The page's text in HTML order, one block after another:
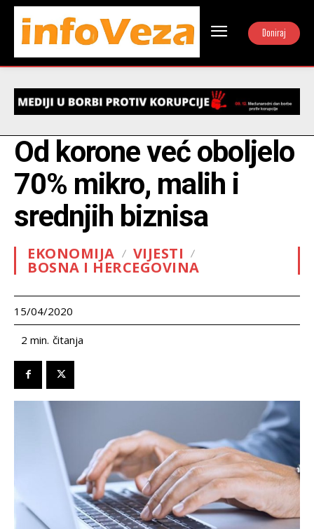
Doniraj
Od korone već oboljelo
70% mikro, malih i
srednjih biznisa
EKONOMIJA VIJESTI
BOSNA I HERCEGOVINA
15/04/2020
2 min. čitanja